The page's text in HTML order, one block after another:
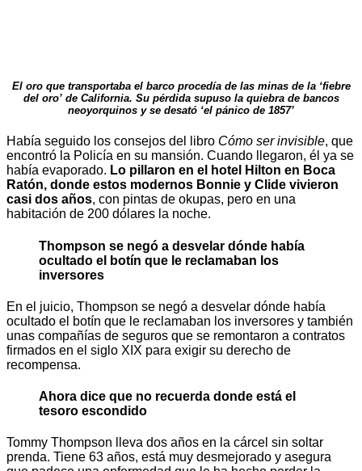
El oro que transportaba el barco procedía de las minas de la ‘fiebre
del oro’ de California. Su pérdida supuso la quiebra de bancos
neoyorquinos y se desató ‘el pánico de 1857’
Había seguido los consejos del libro Cómo ser invisible, que
encontró la Policía en su mansión. Cuando llegaron, él ya se
había evaporado. Lo pillaron en el hotel Hilton en Boca
Ratón, donde estos modernos Bonnie y Clide vivieron
casi dos años, con pintas de okupas, pero en una
habitación de 200 dólares la noche.
Thompson se negó a desvelar dónde había
ocultado el botín que le reclamaban los
inversores
En el juicio, Thompson se negó a desvelar dónde había
ocultado el botín que le reclamaban los inversores y también
unas compañías de seguros que se remontaron a contratos
firmados en el siglo XIX para exigir su derecho de
recompensa.
Ahora dice que no recuerda donde está el
tesoro escondido
Tommy Thompson lleva dos años en la cárcel sin soltar
prenda. Tiene 63 años, está muy desmejorado y asegura